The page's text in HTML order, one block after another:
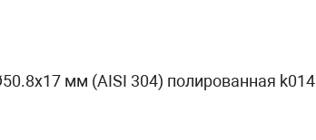
мм (AISI 304) полированная k014